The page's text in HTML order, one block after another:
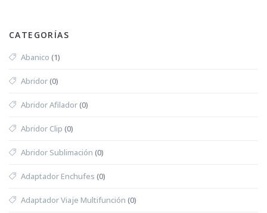
CATEGORÍAS
Abanico (1)
Abridor(0)
Abridor Afilador(0)
Abridor Clip (0)
Abridor Sublimación (0)
Adaptador Enchufes (0)
Adaptador Viaje Multifunción (0)